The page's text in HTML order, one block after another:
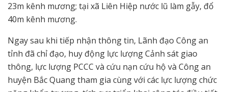
23m kênh mương; tại xã Liên Hiệp nước lũ làm gẫy, đổ
40m kênh mương.
Ngay sau khi tiếp nhận thông tin, Lãnh đạo Công an
tỉnh đã chỉ đạo, huy động lực lượng Cảnh sát giao
thông, lực lượng PCCC và cứu nạn cứu hộ và Công an
huyện Bắc Quang tham gia cùng với các lực lượng chức